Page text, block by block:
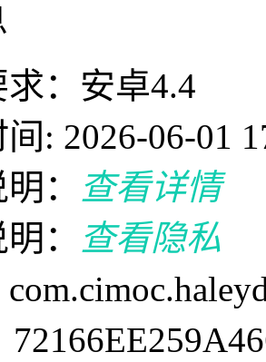
：安卓4.4
: 2026-06-01
：
查看详情
：
查看隐私